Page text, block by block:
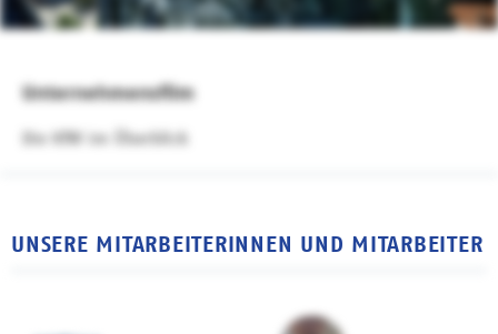
Unternehmensfilm
Die KfW im Überblick
UNSERE MITARBEITERINNEN UND MITARBEITER